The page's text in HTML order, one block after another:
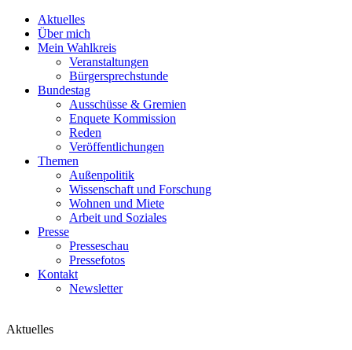
Aktuelles
Über mich
Mein Wahlkreis
Veranstaltungen
Bürgersprechstunde
Bundestag
Ausschüsse & Gremien
Enquete Kommission
Reden
Veröffentlichungen
Themen
Außenpolitik
Wissenschaft und Forschung
Wohnen und Miete
Arbeit und Soziales
Presse
Presseschau
Pressefotos
Kontakt
Newsletter
Aktuelles